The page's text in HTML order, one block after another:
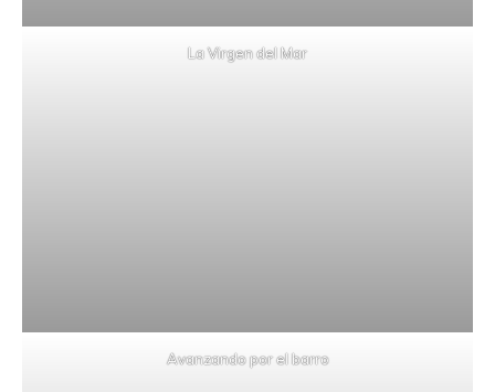
La Virgen del Mar
Avanzando por el barro